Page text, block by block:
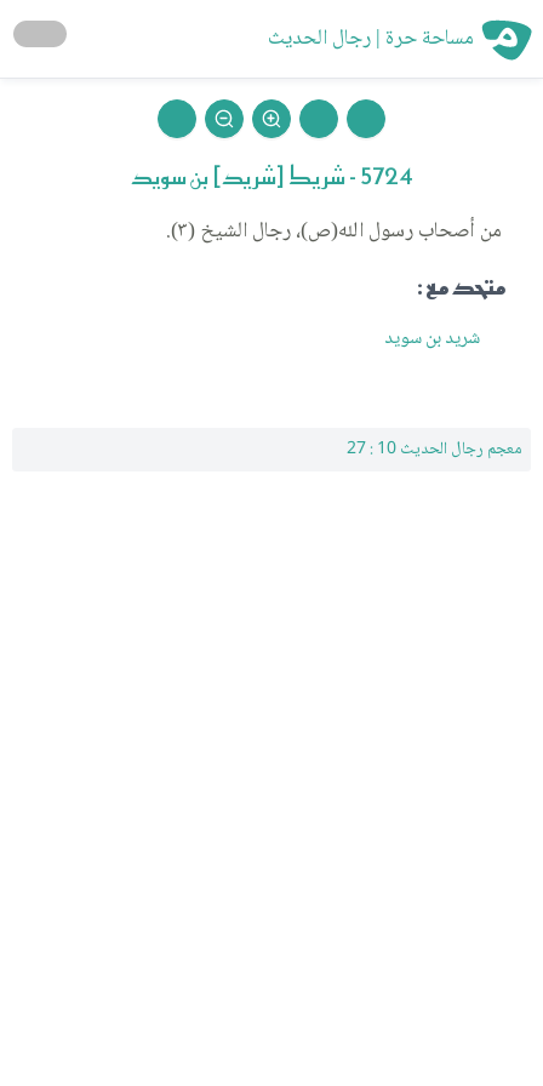
مساحة حرة | رجال الحديث
5724 - شريك [شريد] بن سويد
من أصحاب رسول الله(ص)، رجال الشيخ (٣).
متحد مع :
شريد بن سويد
معجم رجال الحديث 10 : 27